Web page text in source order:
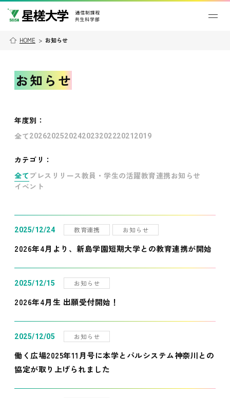
HOME > お知らせ
お知らせ
年度別 ：
全て202620252024202320222021 2019
カテゴリ：
全て プレスリリース教員・学生の活躍教育連携お知らせ
イベント
2025/12/24 教育連携 お知らせ
2026年4月より、新島学園短期大学との教育連携が開始
2025/12/15 お知らせ
2026年4月生 出願受付開始！
2025/12/05 お知らせ
働く広場2025年11月号に本学とパルシステム神奈川との
協定が取り上げられました